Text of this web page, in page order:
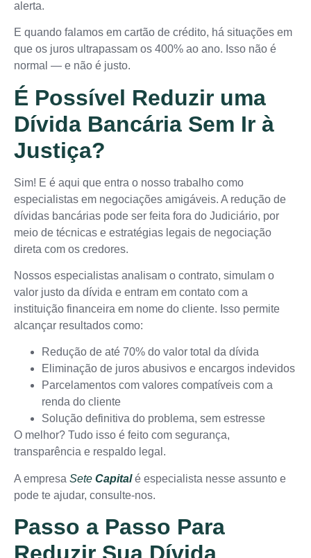
alerta.
E quando falamos em cartão de crédito, há situações em
que os juros ultrapassam os 400% ao ano. Isso não é
normal — e não é justo.
É Possível Reduzir uma
Dívida Bancária Sem Ir à
Justiça?
Sim! E é aqui que entra o nosso trabalho como
especialistas em negociações amigáveis. A redução de
dívidas bancárias pode ser feita fora do Judiciário, por
meio de técnicas e estratégias legais de negociação
direta com os credores.
Nossos especialistas analisam o contrato, simulam o
valor justo da dívida e entram em contato com a
instituição financeira em nome do cliente. Isso permite
alcançar resultados como:
Redução de até 70% do valor total da dívida
Eliminação de juros abusivos e encargos indevidos
Parcelamentos com valores compatíveis com a
renda do cliente
Solução definitiva do problema, sem estresse
O melhor? Tudo isso é feito com segurança,
transparência e respaldo legal.
A empresa Sete Capital é especialista nesse assunto e
pode te ajudar, consulte-nos.
Passo a Passo Para